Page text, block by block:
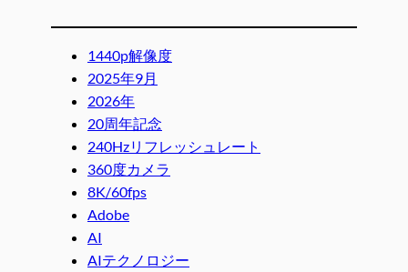
1440p解像度
2025年9月
2026年
20周年記念
240Hzリフレッシュレート
360度カメラ
8K/60fps
Adobe
AI
AIテクノロジー